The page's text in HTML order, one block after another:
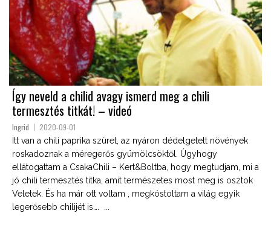
Így neveld a chilid avagy ismerd meg a chili
termesztés titkát! – videó
Ingrid 2020-09-01
Itt van a chili paprika szüret, az nyáron dédelgetett növények
roskadoznak a méregerős gyümölcsöktől. Úgyhogy
ellátogattam a CsakaChili – Kert&Boltba, hogy megtudjam, mi a
jó chili termesztés titka, amit természetes most meg is osztok
Veletek. És ha már ott voltam , megkóstoltam a világ egyik
legerősebb chilijét is…. ...